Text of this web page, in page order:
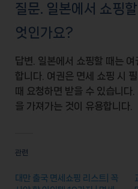
질문. 일본에서 쇼핑
엇인가요?
답변. 일본에서 쇼핑할 때는 여
합니다. 여권은 면세 쇼핑 시
때 요청하면 받을 수 있습니
을 가져가는 것이 유용합니다.
관련
대만 출국 면세쇼핑 리스트| 꼭